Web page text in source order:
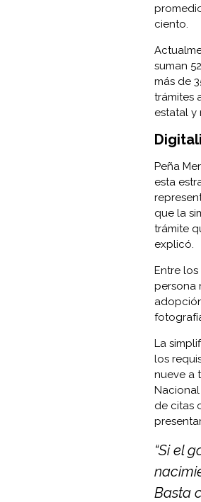
ciento.
suman
más de
trámites
estatal y
Peña
esta
que la
trámite
explicó.
Entre
persona
La
los
nueve a
Nacional
de citas
“Si el
Basta